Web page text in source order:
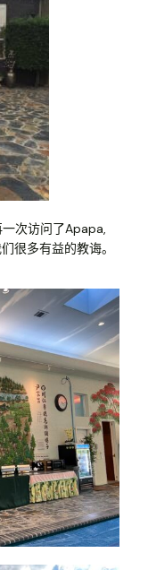
次访问了Apapa,
很多有益的教诲。